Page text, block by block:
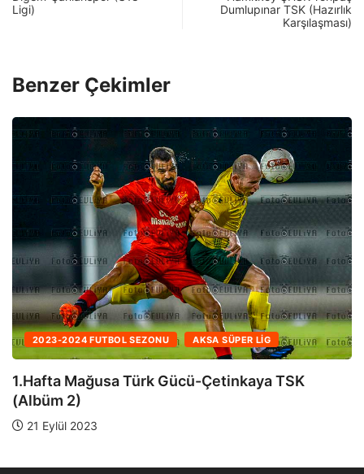
Ligi)
Dumlupınar TSK (Hazırlık
Karşılaşması)
Benzer Çekimler
2023-2024 FUTBOL SEZONU AKSA SÜPER LIG
1.Hafta Mağusa Türk Gücü-Çetinkaya TSK
(Albüm 1)
21 Eylül 2023